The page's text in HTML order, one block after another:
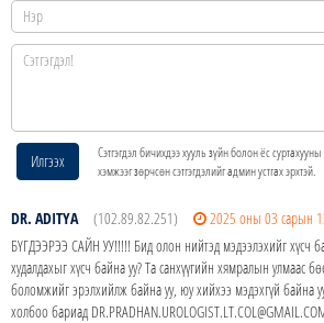
Илгээх
Сэтгэгдэл бичихдээ хууль зүйн болон ёс
хэмжээг зөрчсөн сэтгэгдэлийг админ устгах эрхтэй.
DR. ADITYA (102.89.82.251)
2025 оны 03 сарын
БҮГДЭЭРЭЭ САЙН УУ!!!!! Бид олон нийтэд мэдээлэхийг хүсч
худалдахыг хүсч байна уу? Та санхүүгийн хямралын улмаас
боломжийг эрэлхийлж байна уу, юу хийхээ мэдэхгүй байна
холбоо бариад